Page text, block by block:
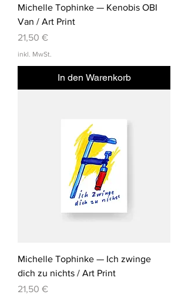
Michelle Tophinke — Kenobis OBI
Van / Art Print
Preis
21,50 €
inkl. MwSt.
In den Warenkorb
Michelle Tophinke — Ich zwinge
dich zu nichts / Art Print
Preis
21,50 €